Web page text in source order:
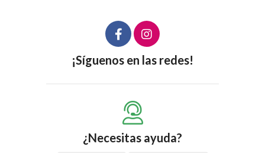
¡Síguenos en las redes!
¿Necesitas ayuda?